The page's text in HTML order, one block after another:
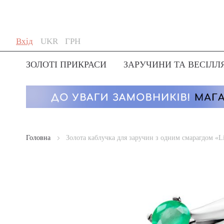
Вхід
Skip
to
Content
Мова
UKR Валюта
ГРН
ЗОЛОТІ ПРИКРАСИ ЗАРУЧИНИ ТА
Головна Золота каблучка для заручин з одним смарагдом